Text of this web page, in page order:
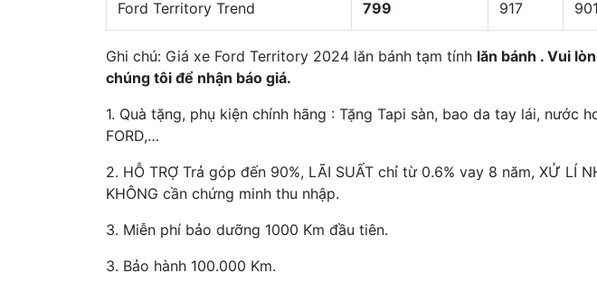
Ford Territory Trend 799 917 901
Ghi chú: Giá xe Ford Territory 2024 lăn bánh tạm tính lăn bánh . Vui
chúng tôi để nhận báo giá.
1. Quà tặng, phụ kiện chính hãng : Tặng Tapi sàn, bao da tay lái, nước
FORD,…
2. HỖ TRỢ Trả góp đến 90%, LÃI SUẤT chỉ từ 0.6% vay 8 năm, XỬ LÍ
KHÔNG cần chứng minh thu nhập.
3. Miễn phí bảo dưỡng 1000 Km đầu tiên.
3. Bảo hành 100.000 Km.